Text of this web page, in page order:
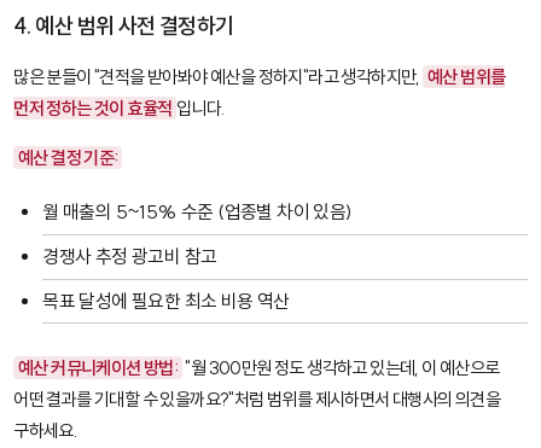
4. 예산 범위 사전 결정하기
많은 분들이 "견적을 받아봐야 예산을 정하지"라고 생각하지만, 예산 범위를
먼저 정하는 것이 효율적 입니다.
예산 결정 기준:
월 매출의 5~15% 수준 (업종별 차이 있음)
경쟁사 추정 광고비 참고
목표 달성에 필요한 최소 비용 역산
예산 커뮤니케이션 방법: "월 300만원 정도 생각하고 있는데, 이 예산으로
어떤 결과를 기대할 수 있을까요?"처럼 범위를 제시하면서 대행사의 의견을
구하세요.